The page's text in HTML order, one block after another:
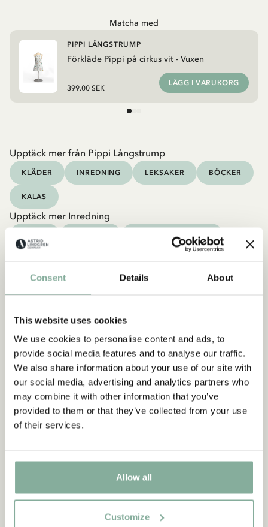
Consent Details About
This website uses cookies
We use cookies to personalise content and ads, to
provide social media features and to analyse our traffic.
We also share information about your use of our site with
our social media, advertising and analytics partners who
may combine it with other information that you’ve
provided to them or that they’ve collected from your use
of their services.
Allow all
Customize
Matcha med
Förkläde Pippi på cirkus vit - Vuxen
PIPPI LÅNGSTRUMP
399.00 SEK
LÄGG I VARUKORG
Upptäck mer från Pippi Långstrump
KLÄDER INREDNING LEKSAKER BÖCKER
KALAS
Upptäck mer Inredning
MUGGAR & KOPPAR